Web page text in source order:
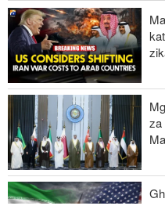
Mkuu wa Mossad awatimua
mpango wa kuipindua serikali
Wabunge wa Uganda watilia
kupeleka wanajeshi Ghaza
Miaka 81 baada ya US
UN ataka silaha za nyuklia
Watetezi wa Palestina
Democratic wa uchaguzi wa
za